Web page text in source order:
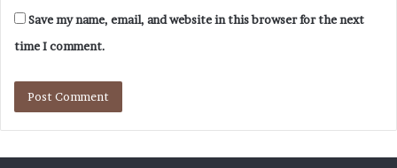
Save my name, email, and website in this browser for the next
time I comment.